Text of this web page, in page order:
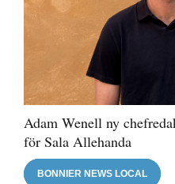
Adam Wenell ny
för Sala Allehanda
BONNIER NEWS LOCAL